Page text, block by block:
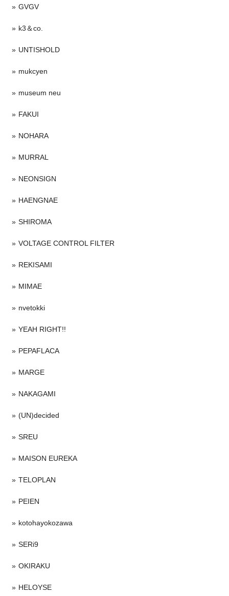
GVGV
k3＆co.
UNTISHOLD
mukcyen
museum neu
FAKUI
NOHARA
MURRAL
NEONSIGN
HAENGNAE
SHIROMA
VOLTAGE CONTROL FILTER
REKISAMI
MIMAE
nvetokki
YEAH RIGHT!!
PEPAFLACA
MARGE
NAKAGAMI
(UN)decided
SREU
MAISON EUREKA
TELOPLAN
PEIEN
kotohayokozawa
SERi9
OKIRAKU
HELOYSE